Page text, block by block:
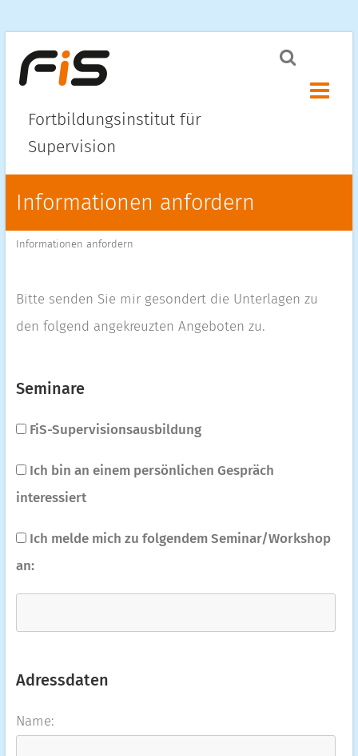
Fortbildungsinstitut für
Supervision
Menü
Informationen anfordern
Informationen anfordern
Bitte senden Sie mir gesondert die Unterlagen zu
den folgend angekreuzten Angeboten zu.
Seminare
FiS-Supervisionsausbildung
Ich bin an einem persönlichen Gespräch
interessiert
Ich melde mich zu folgendem Seminar/Workshop
an:
Adressdaten
Name: